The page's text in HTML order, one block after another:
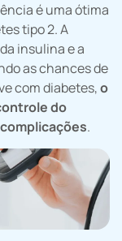
é uma ótima
tipo 2. A
insulina e a
as chances de
com diabetes,o
do
.